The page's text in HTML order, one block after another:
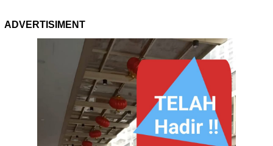
ADVERTISIMENT